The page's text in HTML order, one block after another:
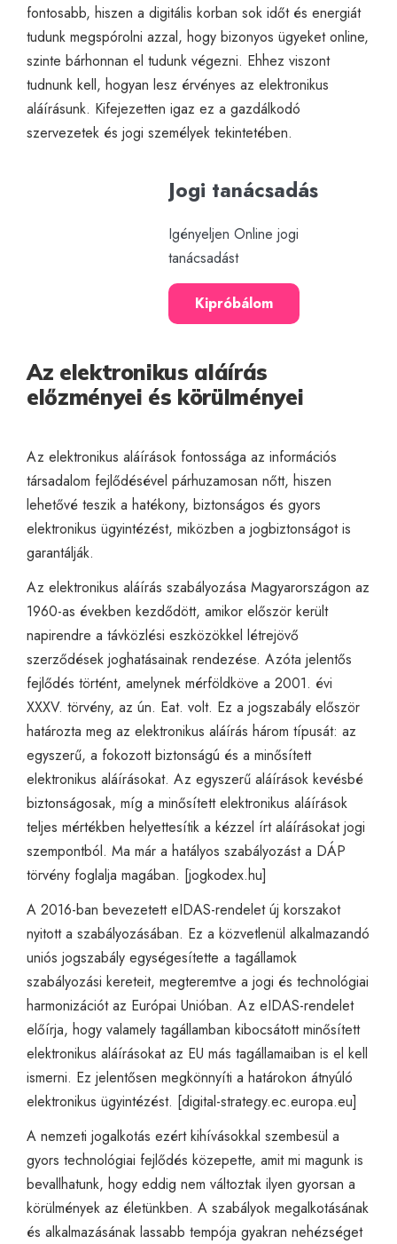
fontosabb, hiszen a digitális korban sok időt és energiát
tudunk megspórolni azzal, hogy bizonyos ügyeket online,
szinte bárhonnan el tudunk végezni. Ehhez viszont
tudnunk kell, hogyan lesz érvényes az elektronikus
aláírásunk. Kifejezetten igaz ez a gazdálkodó
szervezetek és jogi személyek tekintetében.
Jogi tanácsadás
Igényeljen Online jogi
tanácsadást
Kipróbálom
Az elektronikus aláírás
előzményei és körülményei
Az elektronikus aláírások fontossága az információs
társadalom fejlődésével párhuzamosan nőtt, hiszen
lehetővé teszik a hatékony, biztonságos és gyors
elektronikus ügyintézést, miközben a jogbiztonságot is
garantálják.
Az elektronikus aláírás szabályozása Magyarországon az
1960-as években kezdődött, amikor először került
napirendre a távközlési eszközökkel létrejövő
szerződések joghatásainak rendezése. Azóta jelentős
fejlődés történt, amelynek mérföldköve a 2001. évi
XXXV. törvény, az ún. Eat. volt. Ez a jogszabály először
határozta meg az elektronikus aláírás három típusát: az
egyszerű, a fokozott biztonságú és a minősített
elektronikus aláírásokat. Az egyszerű aláírások kevésbé
biztonságosak, míg a minősített elektronikus aláírások
teljes mértékben helyettesítik a kézzel írt aláírásokat jogi
szempontból. Ma már a hatályos szabályozást a DÁP
törvény foglalja magában. [jogkodex.hu]
A 2016-ban bevezetett eIDAS-rendelet új korszakot
nyitott a szabályozásában. Ez a közvetlenül alkalmazandó
uniós jogszabály egységesítette a tagállamok
szabályozási kereteit, megteremtve a jogi és technológiai
harmonizációt az Európai Unióban. Az eIDAS-rendelet
előírja, hogy valamely tagállamban kibocsátott minősített
elektronikus aláírásokat az EU más tagállamaiban is el kell
ismerni. Ez jelentősen megkönnyíti a határokon átnyúló
elektronikus ügyintézést. [digital-strategy.ec.europa.eu]
A nemzeti jogalkotás ezért kihívásokkal szembesül a
gyors technológiai fejlődés közepette, amit mi magunk is
bevallhatunk, hogy eddig nem változtak ilyen gyorsan a
körülmények az életünkben. A szabályok megalkotásának
és alkalmazásának lassabb tempója gyakran nehézséget